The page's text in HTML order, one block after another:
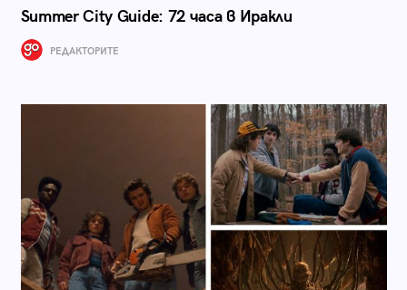
Summer City Guide: 72 часа в Иракли
РЕДАКТОРИТЕ